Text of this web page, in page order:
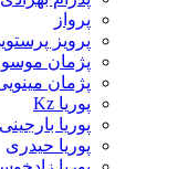
پرواز
پرویز
پژمان
پژمان
پوریا Kz
پوریا بارجینی
پوریا حیدری